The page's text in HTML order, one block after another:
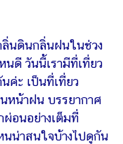
นดินกลิ่นฝนในช่วง
นดี วันนี้เรามีที่เที่ยว
ค่ะ เป็นที่เที่ยว
หน้าฝน บรรยากาศ
อนอย่างเต็มที่
นน่าสนใจบ้างไปดูกัน